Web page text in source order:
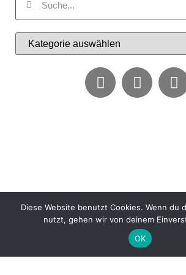
Diese Website benutzt Cookies. Wenn du
nutzt, gehen wir von deinem
OK